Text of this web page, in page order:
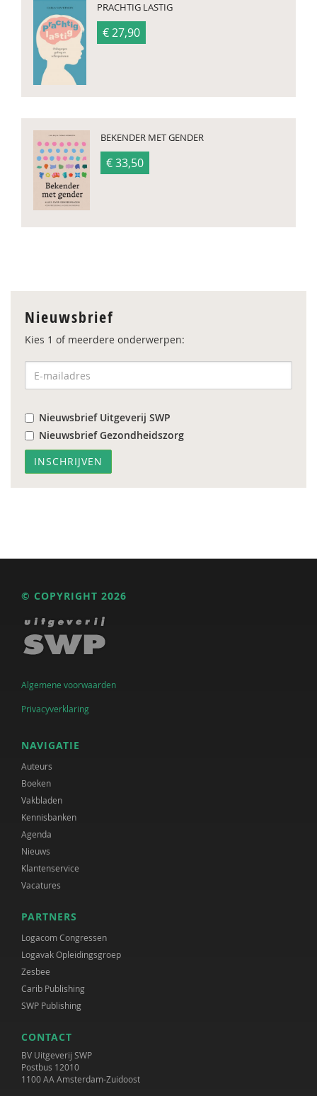
PRACHTIG LASTIG
€ 27,90
BEKENDER MET GENDER
€ 33,50
Nieuwsbrief
Kies 1 of meerdere onderwerpen:
Nieuwsbrief Uitgeverij SWP
Nieuwsbrief Gezondheidszorg
© COPYRIGHT 2026
Algemene voorwaarden
Privacyverklaring
NAVIGATIE
Auteurs
Boeken
Vakbladen
Kennisbanken
Agenda
Nieuws
Klantenservice
Vacatures
PARTNERS
Logacom Congressen
Logavak Opleidingsgroep
Zesbee
Carib Publishing
SWP Publishing
CONTACT
BV Uitgeverij SWP
Postbus 12010
1100 AA Amsterdam-Zuidoost